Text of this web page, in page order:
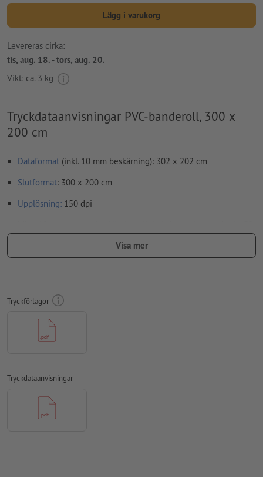
Lägg i varukorg
Levereras cirka:
tis, aug. 18. - tors, aug. 20.
Vikt: ca. 3 kg
Tryckdataanvisningar PVC-banderoll, 300 x
200 cm
Dataformat (inkl. 10 mm beskärning): 302 x 202 cm
Slutformat: 300 x 200 cm
Upplösning: 150 dpi
teckensnittmåste våra fullständigt inbäddade eller
färgläge:
CMYK, FOGRA51 (PSO Coated v3)
stavfel och sättningsfel
övertrycksinställningar
Innehåll frånformulärfält
Hur skapar jag utskriftsdata korrekt?
Visa mer
Tryckförlagor
Tryckdataanvisningar